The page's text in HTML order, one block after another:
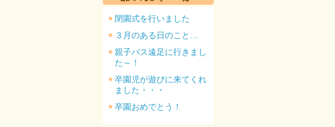
園のトップ
閉園式を行いました
３月のある日のこと…
親子バス遠足に行きまし
た～！
卒園児が遊びに来てくれ
ました・・・
卒園おめでとう！